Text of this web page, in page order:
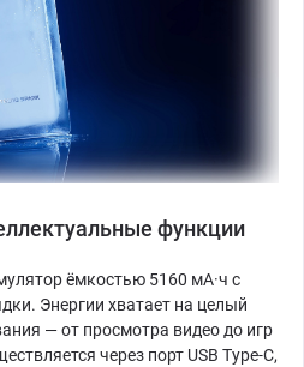
функции
ёмкостью 5160 мА·ч с
Энергии хватает на целый
— от просмотра видео до игр
через порт USB Type-C,